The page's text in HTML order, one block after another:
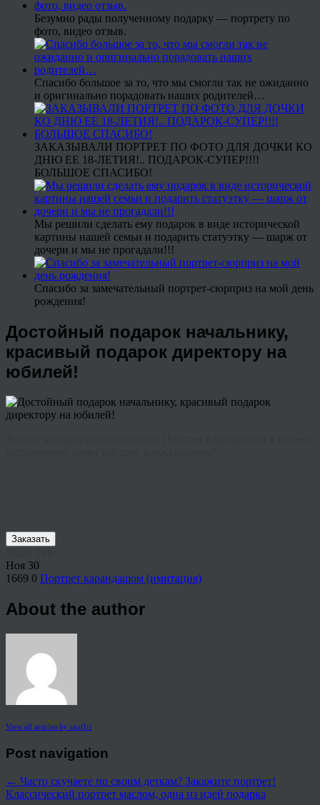
Безумно рады полученному подарку — портрету по
фото, видео отзыв.
Спасибо большое за то, что мы смогли так не ожиданно
и оригинально порадовать наших родителей…
ЗАКАЗЫВАЛИ ПОРТРЕТ ПО ФОТО ДЛЯ ДОЧКИ КО
ДНЮ ЕЕ 18-ЛЕТИЯ!.. ПОДАРОК-СУПЕР!!!!
БОЛЬШОЕ СПАСИБО!
Мы решили сделать ему подарок в виде исторической
картины нашей семьи и подарить статуэтку — шарж от
дочери и мы не прогадали!!!
Спасибо за замечательный портрет-сюрприз на мой день
рождения!
Достойный подарок начальнику,
красивый подарок директору на
юбилей!
Заказать
Ноя 30
1669 0 Портрет карандашом (имитация)
About the author
View all articles by rauffri
Post navigation
← Часто скучаете по своим деткам? Закажите портрет!
Классический портрет маслом, одна из идей подарка